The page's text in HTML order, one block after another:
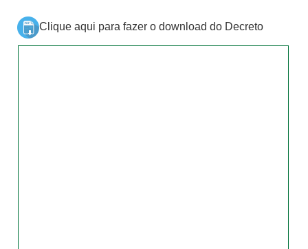
Clique aqui para fazer o download do Decreto